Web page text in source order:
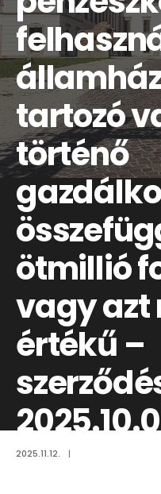
tartozó
történő
ötmillió
vagy
értékű –
2025.11.12. |